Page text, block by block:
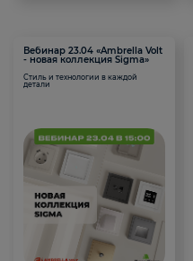
Вебинар 23.04 «Ambrella Volt
- новая коллекция Sigma»
Стиль и технологии в каждой
детали